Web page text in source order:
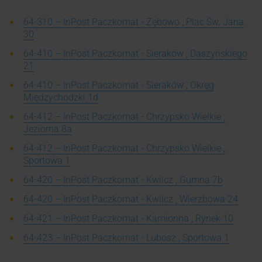
64-310 – InPost Paczkomat - Zębowo , Plac Św. Jana
30
64-410 – InPost Paczkomat - Sieraków , Daszyńskiego
21
64-410 – InPost Paczkomat - Sieraków , Okręg
Międzychodzki 1d
64-412 – InPost Paczkomat - Chrzypsko Wielkie ,
Jeziorna 8a
64-412 – InPost Paczkomat - Chrzypsko Wielkie ,
Sportowa 1
64-420 – InPost Paczkomat - Kwilcz , Gumna 7b
64-420 – InPost Paczkomat - Kwilcz , Wierzbowa 24
64-421 – InPost Paczkomat - Kamionna , Rynek 10
64-423 – InPost Paczkomat - Lubosz , Sportowa 1